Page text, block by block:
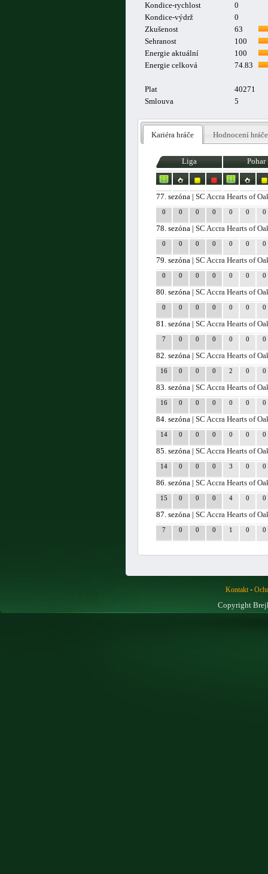
Kondice-rychlost
0
Kondice-výdrž
0
Zkušenost
63
Sehranost
100
Energie aktuální
100
Energie celková
74.83
Plat
40271
Smlouva
5
Kariéra hráče Hodnocení hráče
Liga Pohar
77. sezóna |SC Accra Hearts of
0 0 0 0 0 0 0
78. sezóna |SC Accra Hearts of
0 0 0 0 0 0 0
79. sezóna |SC Accra Hearts of
0 0 0 0 0 0 0
80. sezóna |SC Accra Hearts of
0 0 0 0 0 0 0
81. sezóna |SC Accra Hearts of
7 0 0 0 0 0 0
82. sezóna |SC Accra Hearts of
16 0 0 0 2 0 0
83. sezóna |SC Accra Hearts of
16 0 0 0 0 0 0
84. sezóna |SC Accra Hearts of
14 0 0 0 0 0 0
85. sezóna |SC Accra Hearts of
14 0 0 0 3 0 0
86. sezóna |SC Accra Hearts of
15 0 0 0 4 0 0
87. sezóna |SC Accra Hearts of
7 0 0 0 1 0 0
Kontakt-
Copyright